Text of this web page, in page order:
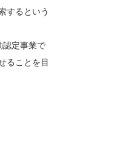
するという
認定事業で
ることを目